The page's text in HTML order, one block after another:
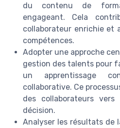
du contenu de
engageant. Cela
collaborateur enrichie et
compétences.
Adopter une approche
gestion des talents pour
un apprentissage
collaborative. Ce
des collaborateurs
décision.
Analyser les résultats de